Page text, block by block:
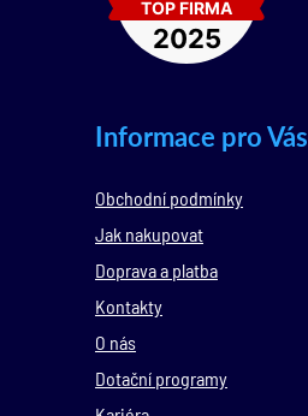
Informace pro Vás
Obchodní podmínky
Jak nakupovat
Doprava a platba
Kontakty
O nás
Dotační programy